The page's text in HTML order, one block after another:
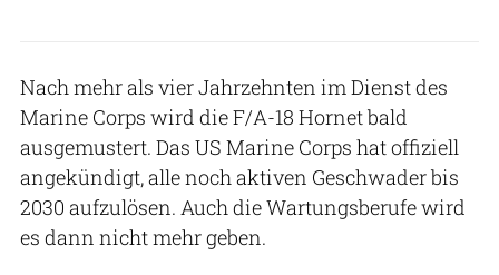
Nach mehr als vier Jahrzehnten im Dienst des
Marine Corps wird die F/A-18 Hornet bald
ausgemustert. Das US Marine Corps hat offiziell
angekündigt, alle noch aktiven Geschwader bis
2030 aufzulösen. Auch die Wartungsberufe wird
es dann nicht mehr geben.